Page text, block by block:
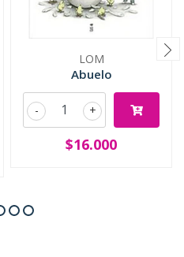
LOM
Abuelo
+
-
$16.000